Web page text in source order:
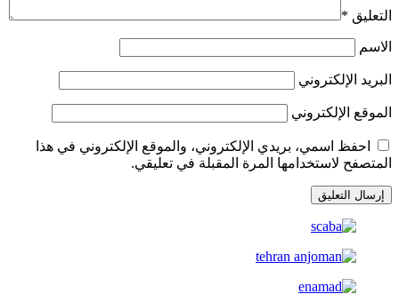
التعليق *
الاسم
البريد الإلكتروني
الموقع الإلكتروني
احفظ اسمي، بريدي الإلكتروني، والموقع الإلكتروني في هذا
المتصفح لاستخدامها المرة المقبلة في تعليقي.